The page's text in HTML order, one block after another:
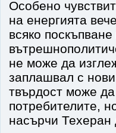
Особено
на енергията
всяко
не може да
заплашвал с
твърдост може
потребителите,
насърчи Техеран